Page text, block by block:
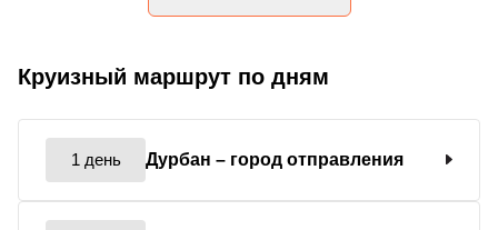
Круизный маршрут по дням
1 день Дурбан – город отправления